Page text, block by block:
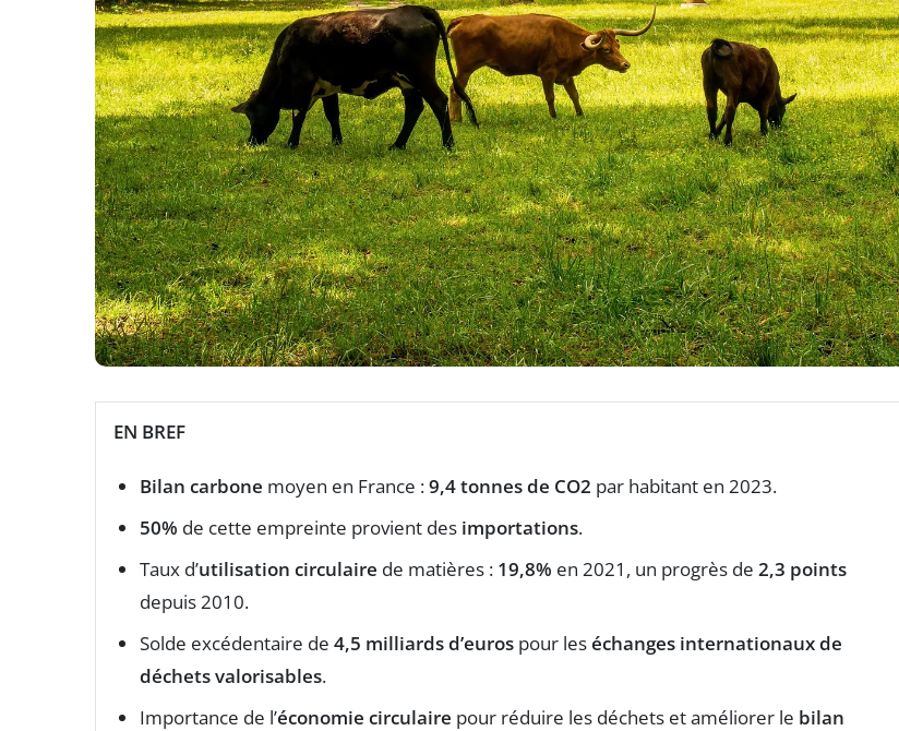
EN BREF
Bilan carbone moyen en France :9,4 tonnes de CO2 par habitant en 2023.
50% de cette empreinte provient des importations.
Taux d’utilisation circulaire de matières : 19,8% en 2021, un progrès de 2,3 points
depuis 2010.
Solde excédentaire de 4,5 milliards d’euros pour leséchanges internationaux de
déchets valorisables.
Importance de l’économie circulaire pour réduire les déchets et améliorer le bilan